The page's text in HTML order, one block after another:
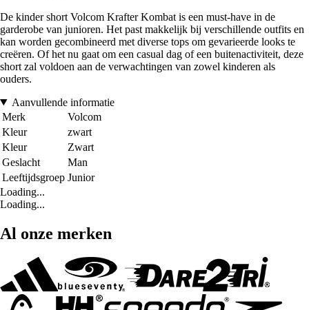
De kinder short Volcom Krafter Kombat is een must-have in de
garderobe van junioren. Het past makkelijk bij verschillende outfits en
kan worden gecombineerd met diverse tops om gevarieerde looks te
creëren. Of het nu gaat om een casual dag of een buitenactiviteit, deze
short zal voldoen aan de verwachtingen van zowel kinderen als
ouders.
Aanvullende informatie
Merk
Volcom
Kleur
zwart
Kleur
Zwart
Geslacht
Man
Leeftijdsgroep Junior
Loading...
Loading...
Al onze merken